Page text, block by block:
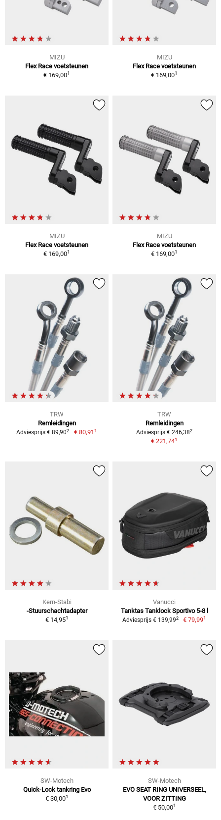
MIZU
Flex Race voetsteunen
€ 169,001
MIZU
Flex Race voetsteunen
€ 169,001
MIZU
Flex Race voetsteunen
€ 169,001
MIZU
Flex Race voetsteunen
€ 169,001
TRW
Remleidingen
Adviesprijs € 89,902 € 80,911
TRW
Remleidingen
Adviesprijs € 246,382
€ 221,741
Kern-Stabi
-Stuurschachtadapter
€ 14,951
Vanucci
Tanktas Tanklock Sportivo 5-8 l
Adviesprijs € 139,992 € 79,991
SW-Motech
Quick-Lock tankring Evo
€ 30,001
SW-Motech
EVO SEAT RING UNIVERSEEL,
VOOR ZITTING
€ 50,001